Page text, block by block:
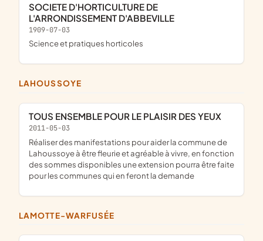
SOCIETE D'HORTICULTURE DE
L'ARRONDISSEMENT D'ABBEVILLE
1909-07-03
science et pratiques horticoles
LAHOUSSOYE
TOUS ENSEMBLE POUR LE PLAISIR DES YEUX
2011-05-03
réaliser des manifestations pour aider la commune de
Lahoussoye à être fleurie et agréable à vivre, en fonction
des sommes disponibles une extension pourra être faite
pour les communes qui en feront la demande
LAMOTTE-WARFUSÉE